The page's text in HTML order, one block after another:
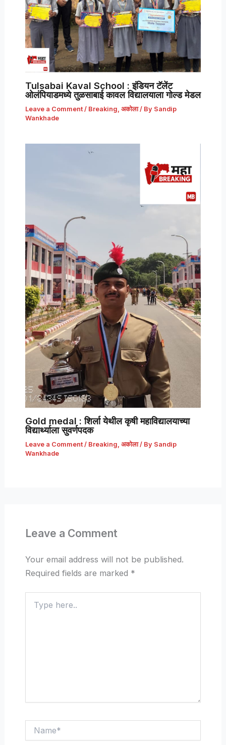
Tulsabai Kaval School : इंडियन टॅलेंट
ओलंपियाडमध्ये तुळसाबाई कावल विद्यालयाला गोल्ड मेडल
Leave a Comment / Breaking अकोला/ By Sandip
Wankhade
Gold medal : शिर्ला येथील कृषी महाविद्यालयाच्या
विद्यार्थ्याला सुवर्णपदक
Leave a Comment / Breaking, अकोला/ By Sandip
Wankhade
Leave a Comment
Your email address will not be published.
Required fields are marked *
here..